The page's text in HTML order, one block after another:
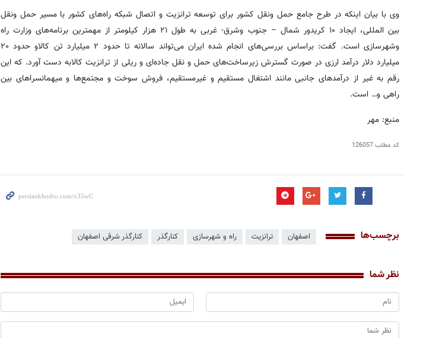
وی با بیان اینکه در طرح جامع حمل ونقل کشور برای توسعه ترانزیت و اتصال شبکه راه‌های کشور با مسیر حمل ونقل
بین المللی، ایجاد ۱۰ کریدور شمال – جنوب وشرق- غربی به طول ۲۱ هزار کیلومتر از مهمترین برنامه‌های وزارت راه
وشهرسازی است. گفت: براساس بررسی‌های انجام شده ایران می‌تواند سالانه تا حدود ۲ میلیارد تن کالاو حدود ۲۰
میلیارد دلار درآمد ارزی در صورت گسترش زیرساخت‌های حمل و نقل جاده‌ای و ریلی از ترانزیت کالابه دست آورد. که این
رقم به غیر از درآمدهای جانبی مانند اشتغال مستقیم و غیرمستقیم، فروش سوخت و مجتمع‌ها و میهمانسراهای بین
راهی و… است.
منبع: مهر
کد مطلب126057
برچسب‌ها اصفهان ترانزیت راه و شهرسازی کنارگذر کنارگذر شرقی اصفهان
نظر شما